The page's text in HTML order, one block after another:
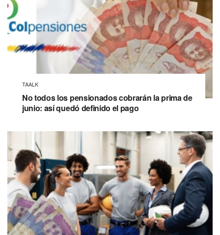
TAALK
No todos los pensionados cobrarán la prima de
junio: así quedó definido el pago